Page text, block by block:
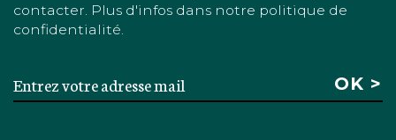
contacter. Plus d'infos dans notre politique de
confidentialité.